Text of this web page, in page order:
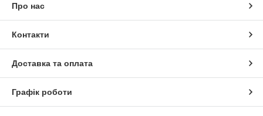
Про нас
Контакти
Доставка та оплата
Графік роботи